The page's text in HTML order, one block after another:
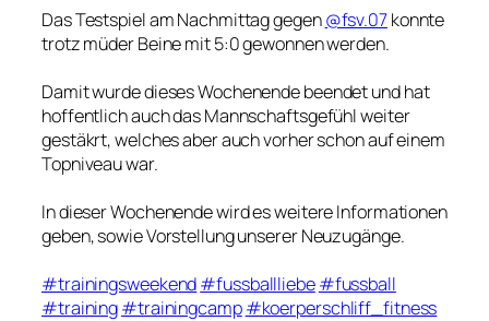
Das Testspiel am Nachmittag gegen@fsv.07konnte
trotz müder Beine mit 5:0 gewonnen werden.
Damit wurde dieses Wochenende beendet und hat
hoffentlich auch das Mannschaftsgefühl weiter
gestäkrt, welches aber auch vorher schon auf einem
Topniveau war.
In dieser Wochenende wird es weitere Informationen
geben, sowie Vorstellung unserer Neuzugänge.
#trainingsweekend#fussballliebe#fussball
#training#trainingcamp#koerperschliff_fitness